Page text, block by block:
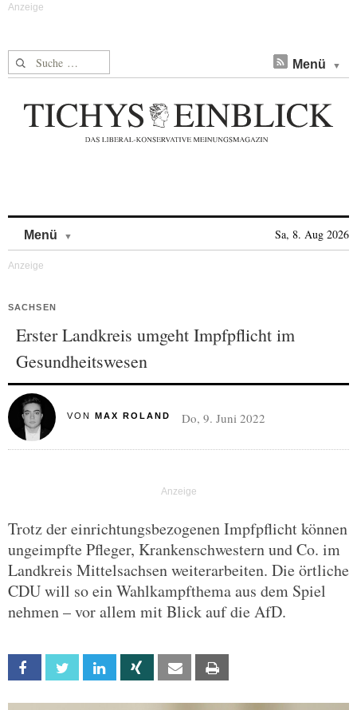
Suche nach: Menü
Menü Sa, 8. Aug 2026
SACHSEN
Erster Landkreis umgeht Impfpflicht im
Gesundheitswesen
VON MAX ROLAND Do, 9. Juni 2022
Trotz der einrichtungsbezogenen Impfpflicht können
ungeimpfte Pfleger, Krankenschwestern und Co. im
Landkreis Mittelsachsen weiterarbeiten. Die örtliche
CDU will so ein Wahlkampfthema aus dem Spiel
nehmen – vor allem mit Blick auf die AfD.
Facebook Twitter Linkedin Xing Email